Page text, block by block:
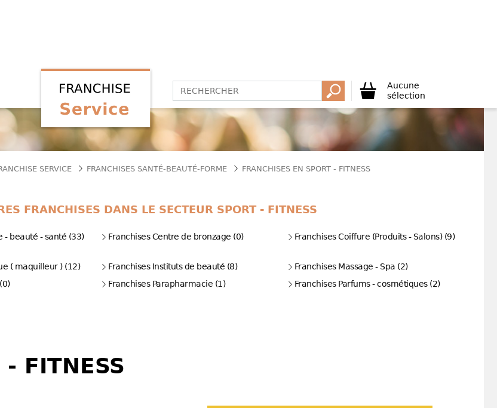
Aucune
sélection
SERVICE FRANCHISES SANTÉ-BEAUTÉ-FORME FRANCHISES EN SPORT - FITNESS
FRANCHISES DANS LE SECTEUR SPORT - FITNESS
- beauté - santé (33) Franchises Centre de bronzage (0) Franchises Coiffure (Produits - Salons) (9)
( maquilleur ) (12) Franchises Instituts de beauté (8)
Franchises Massage - Spa (2)
Franchises Parapharmacie (1)
Franchises Parfums - cosmétiques (2)
- FITNESS